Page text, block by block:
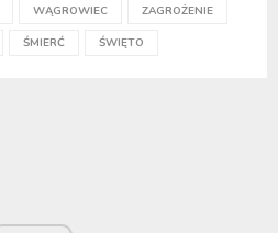
WĄGROWIEC ZAGROŻENIE
ŚMIERĆ ŚWIĘTO